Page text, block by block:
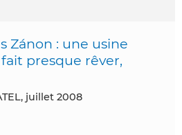
Zánon : une usine
presque rêver,
juillet 2008